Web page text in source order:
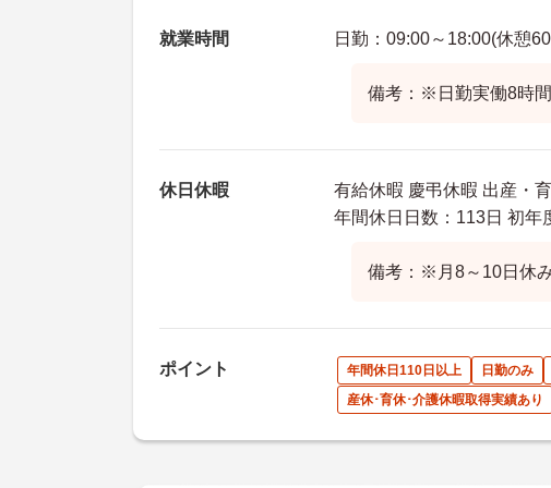
就業時間 日勤：09:00～18:00(休憩
備考：※日勤実働8時間
休日休暇
有給休暇 慶弔休暇 出産・
年間休日日数：113日 初年
備考：※月8～10日休
ポイント 年間休日110日以上 日勤のみ
産休･育休･介護休暇取得実績あり